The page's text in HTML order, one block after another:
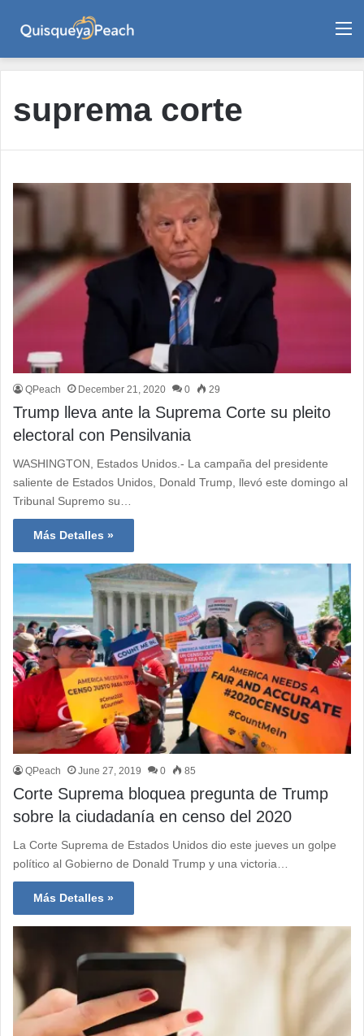
suprema corte
QPeach December 21, 2020 0 29
Trump lleva ante la Suprema Corte su pleito
electoral con Pensilvania
WASHINGTON, Estados Unidos.- La campaña del presidente
saliente de Estados Unidos, Donald Trump, llevó este domingo al
Tribunal Supremo su…
Más Detalles »
QPeach June 27, 2019 0 85
Corte Suprema bloquea pregunta de Trump
sobre la ciudadanía en censo del 2020
La Corte Suprema de Estados Unidos dio este jueves un golpe
político al Gobierno de Donald Trump y una victoria…
Más Detalles »